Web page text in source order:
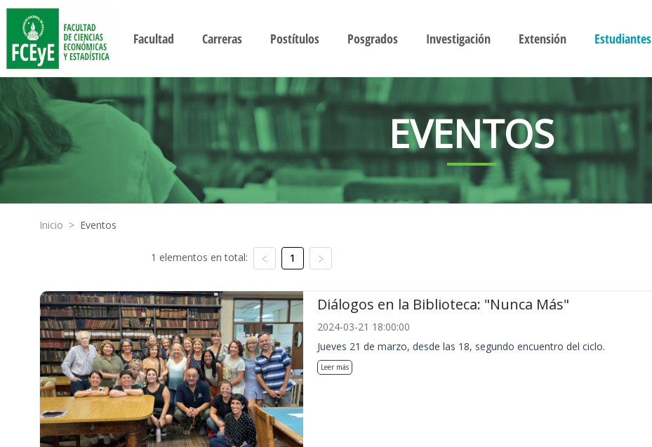
Facultad Carreras Postítulos Posgrados Investigación Extensión Estudiantes
EVENTOS
Inicio > Eventos
1 elementos en total: 1
Diálogos en la Biblioteca: "Nunca Más"
2024-03-21 18:00:00
Jueves 21 de marzo, desde las 18, segundo encuentro del ciclo.
Leer más